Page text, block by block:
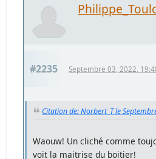
#2235 Septembre 03, 2022,
Citation de: Norbert_T le
Waouw! Un cliché comme
voit la maitrise du boitier!